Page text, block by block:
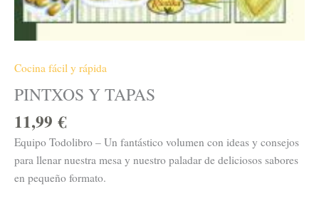
Cocina fácil y rápida
PINTXOS Y TAPAS
11,99€
Equipo Todolibro – Un fantástico volumen con ideas y consejos
para llenar nuestra mesa y nuestro paladar de deliciosos sabores
en pequeño formato.